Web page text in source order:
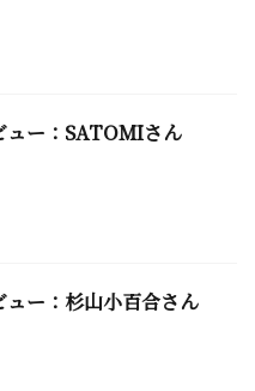
ュー：SATOMIさん
ュー：杉山小百合さん